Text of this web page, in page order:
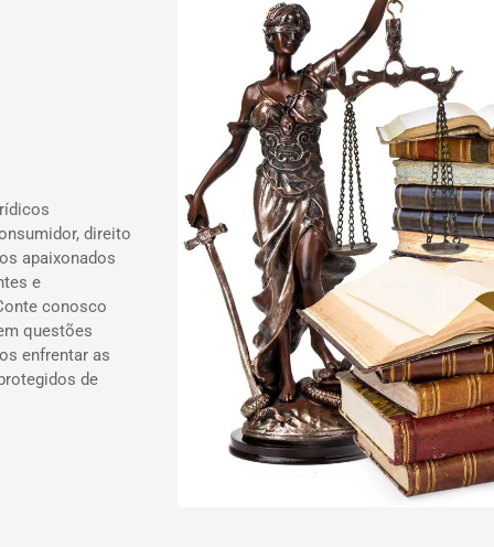
direito
apaixonados
e
conosco
questões
enfrentar as
de